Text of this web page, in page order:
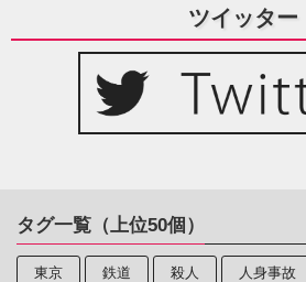
ツイッター
タグ一覧（上位50個）
東京 鉄道 殺人 人身事故